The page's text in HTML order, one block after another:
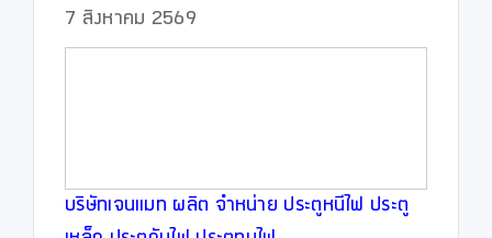
7 สิงหาคม 2569
บริษัทเจนแมท ผลิต จำหน่าย ประตูหนีไฟ ประตู